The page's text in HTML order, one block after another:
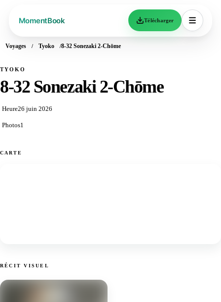
Télécharger
Voyages Tyoko 8-32 Sonezaki 2-Chōme
TYOKO
8-32 Sonezaki 2-Chōme
Heure26 juin 2026
Photos1
CARTE
RÉCIT VISUEL